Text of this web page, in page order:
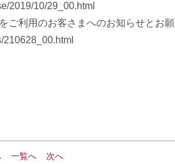
2019/10/29_00.html
ご利用のお客さまへのお知らせとお願
一覧へ 次へ